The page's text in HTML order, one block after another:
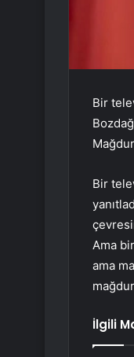
Bir
Bir
Ama
ama
İlgili